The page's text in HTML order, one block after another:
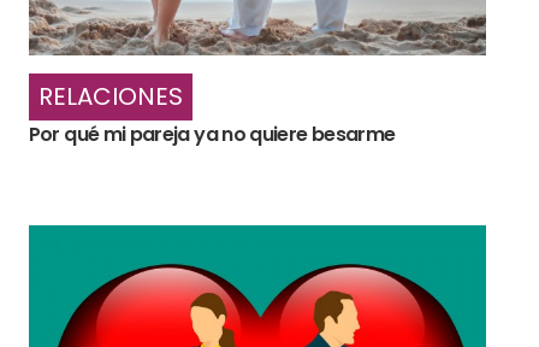
RELACIONES
Por qué mi pareja ya no quiere besarme